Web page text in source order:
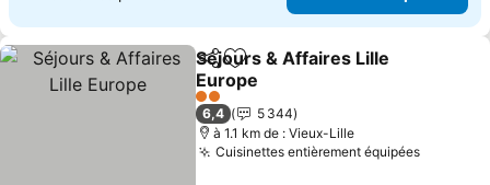
PartagerAjouter à mes favoris
Séjours & Affaires Lille
Europe
Consulter les prix
2 Étoiles
6,4
5 344
à 1.1 km de : Vieux-Lille
Cuisinettes entièrement équipées